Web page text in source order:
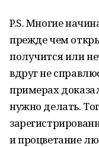
P.S. Многие
прежде чем
получится или
вдруг не
примерах
нужно делать.
и процветание